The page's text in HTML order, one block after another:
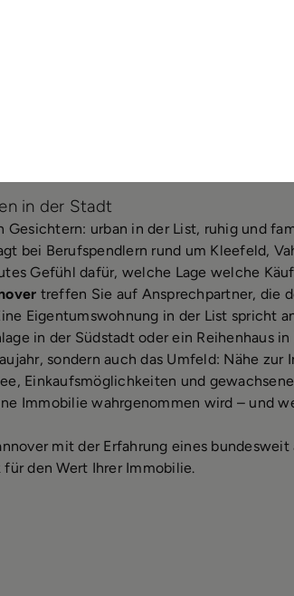
in der Stadt
urban in der List, ruhig und
bei Berufspendlern rund um Kleefeld,
Gefühl dafür, welche Lage welche
treffen Sie auf Ansprechpartner, die
Eigentumswohnung in der List spricht
in der Südstadt oder ein Reihenhaus
sondern auch das Umfeld: Nähe zur
Einkaufsmöglichkeiten und
Immobilie wahrgenommen wird – und
mit der Erfahrung eines
den Wert Ihrer Immobilie.